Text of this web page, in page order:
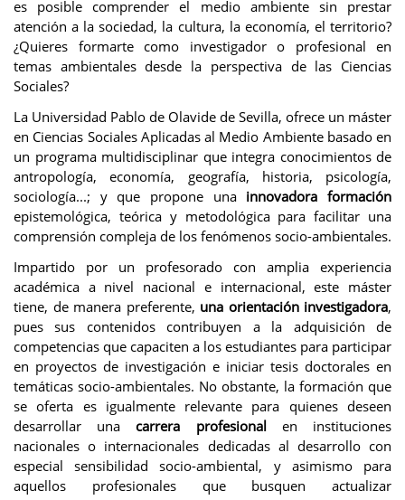
es posible comprender el medio ambiente sin prestar
atención a la sociedad, la cultura, la economía, el territorio?
¿Quieres formarte como investigador o profesional en
temas ambientales desde la perspectiva de las Ciencias
Sociales?
La Universidad Pablo de Olavide de Sevilla, ofrece un máster
en Ciencias Sociales Aplicadas al Medio Ambiente basado en
un programa multidisciplinar que integra conocimientos de
antropología, economía, geografía, historia, psicología,
sociología...; y que propone una innovadora formación
epistemológica, teórica y metodológica para facilitar una
comprensión compleja de los fenómenos socio-ambientales.
Impartido por un profesorado con amplia experiencia
académica a nivel nacional e internacional, este máster
tiene, de manera preferente, una orientación investigadora,
pues sus contenidos contribuyen a la adquisición de
competencias que capaciten a los estudiantes para participar
en proyectos de investigación e iniciar tesis doctorales en
temáticas socio-ambientales. No obstante, la formación que
se oferta es igualmente relevante para quienes deseen
desarrollar una carrera profesional en instituciones
nacionales o internacionales dedicadas al desarrollo con
especial sensibilidad socio-ambiental, y asimismo para
aquellos profesionales que busquen actualizar